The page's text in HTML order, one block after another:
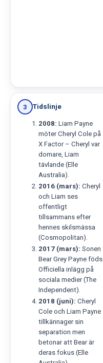
3 Tidslinje
2008: Liam Payne
möter Cheryl Cole på
X Factor – Cheryl var
domare, Liam
tävlande (Elle
Australia).
2016 (mars): Cheryl
och Liam ses
offentligt
tillsammans efter
hennes skilsmässa
(Cosmopolitan).
2017 (mars): Sonen
Bear Grey Payne föds.
Officiella inlägg på
sociala medier (The
Independent).
2018 (juni): Cheryl
Cole och Liam Payne
tillkännager sin
separation men
betonar att Bear är
deras fokus (Elle